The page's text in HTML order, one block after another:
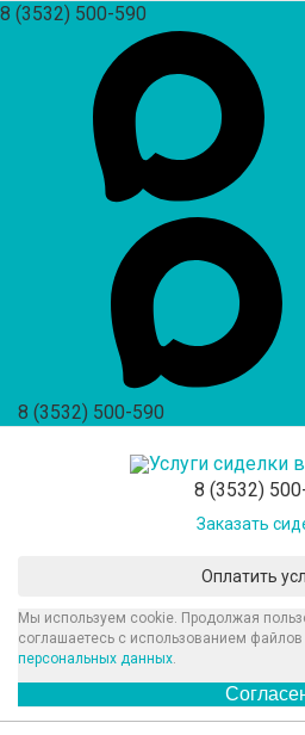
8 (3532) 500-590
8 (3532) 500-590
8 (3532)
Заказать
Оплатить
Мы используем cookie. Продолжая
соглашаетесь с использованием файлов
персональных данных.